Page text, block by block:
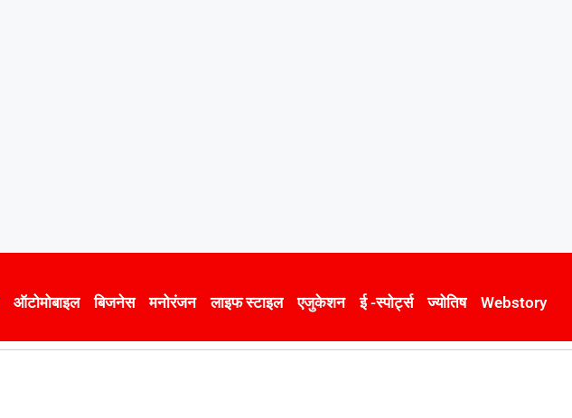
ऑटोमोबाइल बिजनेस मनोरंजन लाइफ स्टाइल एजुकेशन ई -स्पोर्ट्स ज्योतिष Webstory